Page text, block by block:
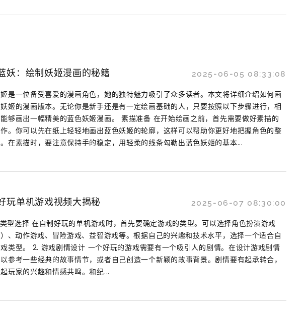
妖：绘制妖姬漫画的秘籍 2025-06-05 08:33:08
是一位备受喜爱的漫画角色，她的独特魅力吸引了众多读者。本文将详细介绍如何画
姬的漫画版本。无论你是新手还是有一定绘画基础的人，只要按照以下步骤进行，相
够画出一幅精美的蓝色妖姬漫画。 素描准备 在开始绘画之前，首先需要做好素描的
。你可以先在纸上轻轻地画出蓝色妖姬的轮廓，这样可以帮助你更好地把握角色的整
在素描时，要注意保持手的稳定，用轻柔的线条勾勒出蓝色妖姬的基本...
玩单机游戏视频大揭秘 2025-06-07 08:30:00
型选择 在自制好玩的单机游戏时，首先要确定游戏的类型。可以选择角色扮演游戏
）、动作游戏、冒险游戏、益智游戏等。根据自己的兴趣和技术水平，选择一个适合自
类型。 2. 游戏剧情设计 一个好玩的游戏需要有一个吸引人的剧情。在设计游戏剧情
参考一些经典的故事情节，或者自己创造一个新颖的故事背景。剧情要有起承转合，
玩家的兴趣和情感共鸣。和纪...